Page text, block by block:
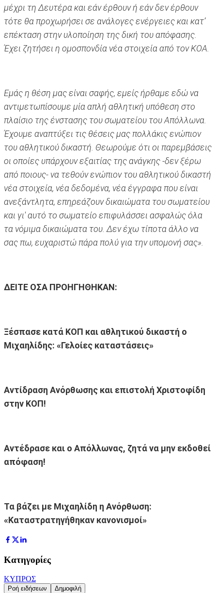
μέχρι τη Δευτέρα και εάν έρθουν ή εάν δεν έρθουν
τότε θα προχωρήσει σε ανάλογες ενέργειες και κατ’
επέκταση στην υλοποίηση της δική του απόφασης.
Έχει ζητήσει η ομοσπονδία νέα στοιχεία από τον ΚΟΑ.
Εμάς η θέση μας είναι σαφής, εμείς ήρθαμε εδώ να
αντιμετωπίσουμε μία απλή αθλητική υπόθεση στο
πλαίσιο της ένστασης του σωματείου του Απόλλωνα.
Έχουμε αναπτύξει τις θέσεις μας πολλάκις ενώπιον
του αθλητικού δικαστή. Θεωρούμε ότι οι παρεμβάσεις
οι οποίες υπάρχουν εξαιτίας της ανάγκης -δεν ξέρω
από ποιους- να τεθούν ενώπιον του αθλητικού δικαστή
νέα στοιχεία, νέα δεδομένα, νέα έγγραφα που είναι
ανεξάντλητα, επηρεάζουν δικαιώματα του σωματείου
και γι' αυτό το σωματείο επιφυλάσσει ασφαλώς όλα
τα νόμιμα δικαιώματα του. Δεν έχω τίποτα άλλο να
σας πω, ευχαριστώ πάρα πολύ για την υπομονή σας».
ΔΕΙΤΕ ΟΣΑ ΠΡΟΗΓΗΘΗΚΑΝ:
Ξέσπασε κατά ΚΟΠ και αθλητικού δικαστή ο
Μιχαηλίδης: «Γελοίες καταστάσεις»
Αντίδραση Ανόρθωσης και επιστολή Χριστοφίδη
στην ΚΟΠ!
Αντέδρασε και ο Απόλλωνας, ζητά να μην εκδοθεί
απόφαση!
Τα βάζει με Μιχαηλίδη η Ανόρθωση:
«Καταστρατηγήθηκαν κανονισμοί»
Κατηγορίες
ΚΥΠΡΟΣ
Ροή ειδήσεων Δημοφιλή